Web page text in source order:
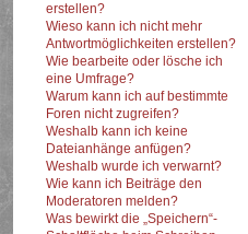
erstellen?
Wieso kann ich nicht mehr
Antwortmöglichkeiten erstellen?
Wie bearbeite oder lösche ich
eine Umfrage?
Warum kann ich auf bestimmte
Foren nicht zugreifen?
Weshalb kann ich keine
Dateianhänge anfügen?
Weshalb wurde ich verwarnt?
Wie kann ich Beiträge den
Moderatoren melden?
Was bewirkt die „Speichern“-